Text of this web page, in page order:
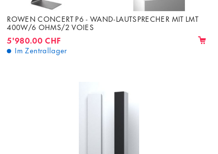
ROWEN CONCERT P6 - WAND-LAUTSPRECHER MIT LMT
400W/6 OHMS/2 VOIES
5'980.00 CHF
Im Zentrallager